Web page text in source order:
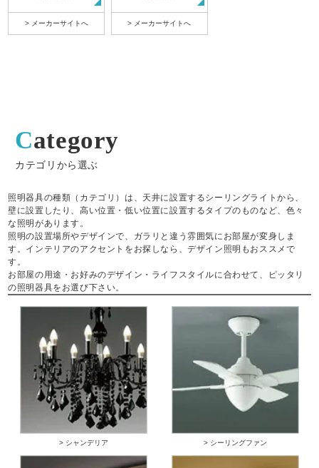
> メーカーサイトへ > メーカーサイトへ
Category
カテゴリから選ぶ
照明器具の種類（カテゴリ）は、天井に設置するシーリングライトから、
壁に設置したり、高い位置・低い位置に設置するタイプのものなど、色々
な照明があります。
照明の設置場所やデザインで、ガラリと違う雰囲気にお部屋が変身しま
す。インテリアのアクセントをお探しなら、デザイン照明もおススメで
す。
お部屋の用途・お好みのデザイン・ライフスタイルに合わせて、ピッタリ
の照明器具をお選び下さい。
> シャンデリア > シーリングファン